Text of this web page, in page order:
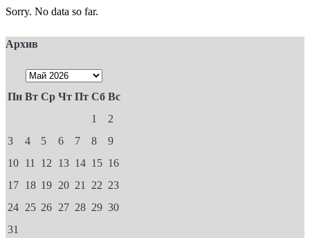
Sorry. No data so far.
Архив
Пн Вт Ср Чт Пт Сб Вс
1
2
3
4 5 6 7 8
9
10 11 12 13 14 15 16
17 18 19 20 21 22 23
24 25 26 27 28 29 30
31